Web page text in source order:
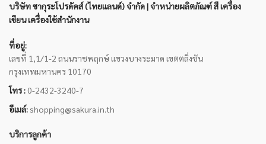
บริษัท ซากุระโปรดัคส์ (ไทยแลนด์) จำกัด | จำหน่ายผลิตภัณฑ์ สี เครื่อง
เขียน เครื่องใช้สำนักงาน
ที่อยู่:
เลขที่ 1,1/1-2 ถนนราชพฤกษ์ แขวงบางระมาด เขตตลิ่งชัน
กรุงเทพมหานคร 10170
โทร : 0-2432-3240-7
อีเมล์: shopping@sakura.in.th
บริการลูกค้า